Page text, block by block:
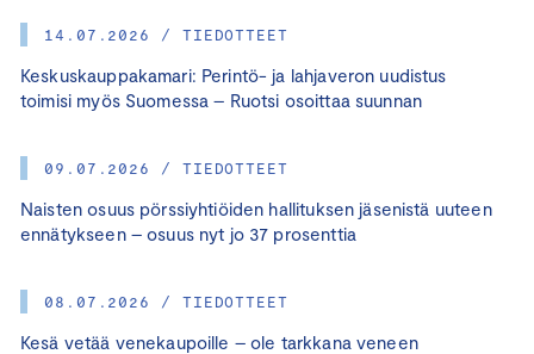
14.07.2026 / TIEDOTTEET
Keskuskauppakamari: Perintö- ja lahjaveron uudistus
toimisi myös Suomessa – Ruotsi osoittaa suunnan
09.07.2026 / TIEDOTTEET
Naisten osuus pörssiyhtiöiden hallituksen jäsenistä uuteen
ennätykseen – osuus nyt jo 37 prosenttia
08.07.2026 / TIEDOTTEET
Kesä vetää venekaupoille – ole tarkkana veneen